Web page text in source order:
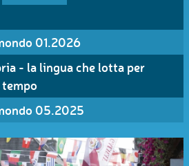
01.2026
- la lingua che lotta per
05.2025